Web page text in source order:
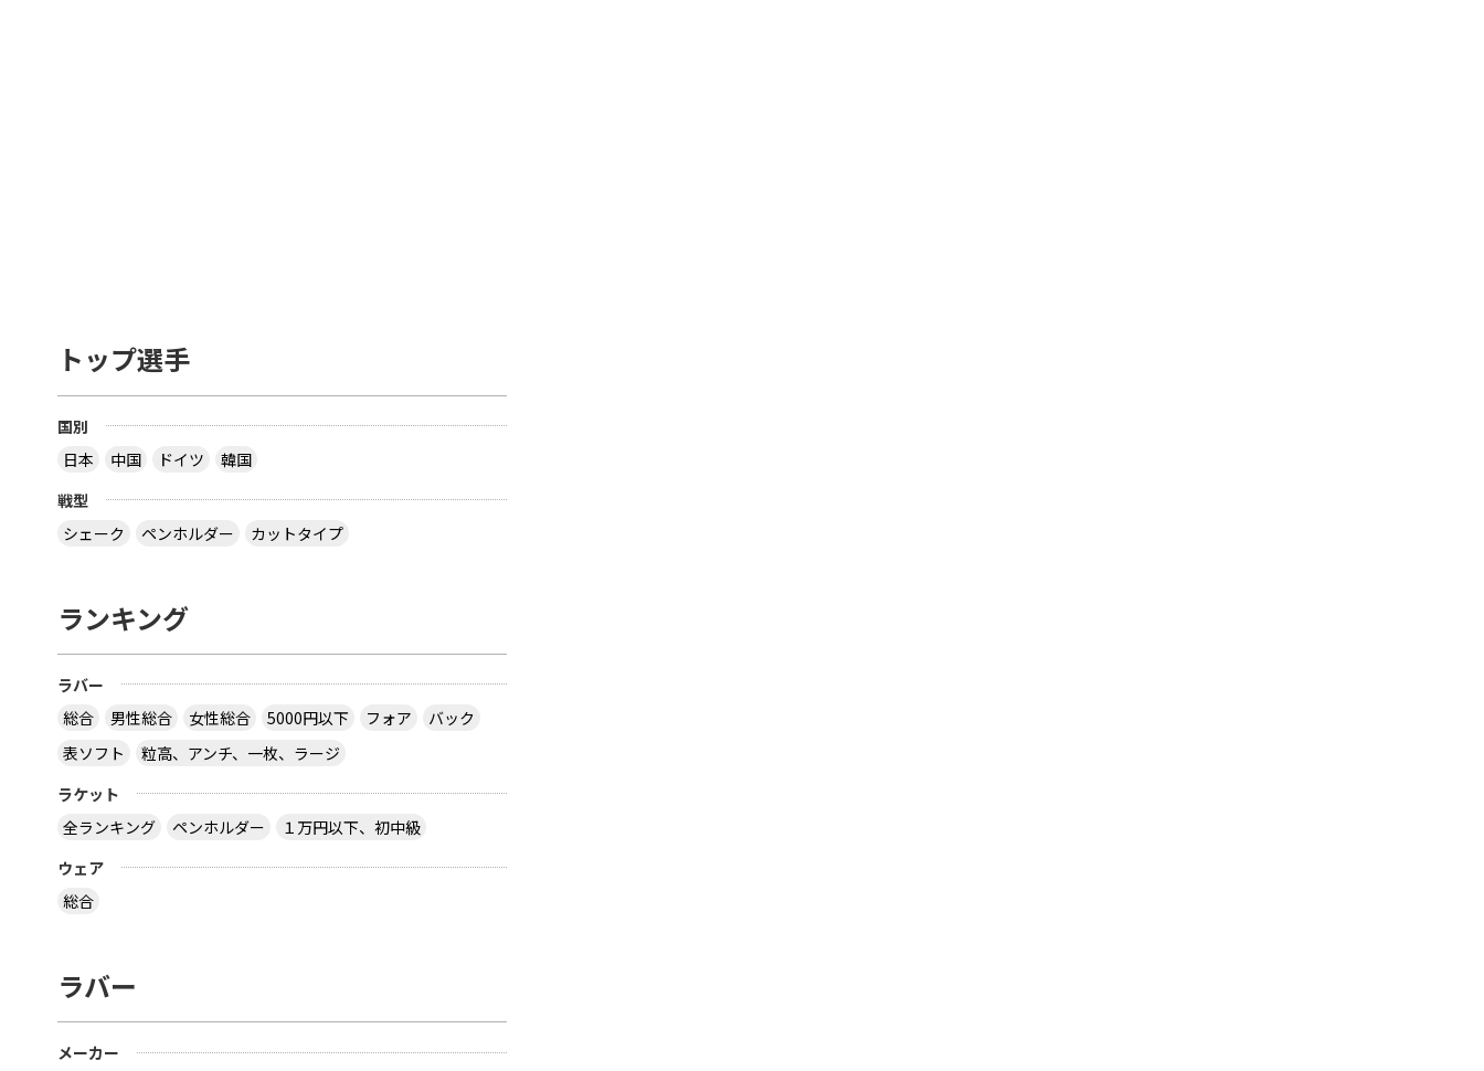
トップ選手
国別
日本
中国 ドイツ
韓国
戦型
シェーク
ペンホルダー カットタイプ
ランキング
ラバー
総合
男性総合 女性総合 5000円以下 フォア
バック
表ソフト
粒高、アンチ、一枚、ラージ
ラケット
全ランキング
ペンホルダー
１万円以下、初中級
ウェア
総合
ラバー
メーカー